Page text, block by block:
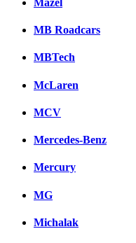
MB Roadcars
MBTech
McLaren
MCV
Mercedes-Benz
Mercury
MG
Michalak